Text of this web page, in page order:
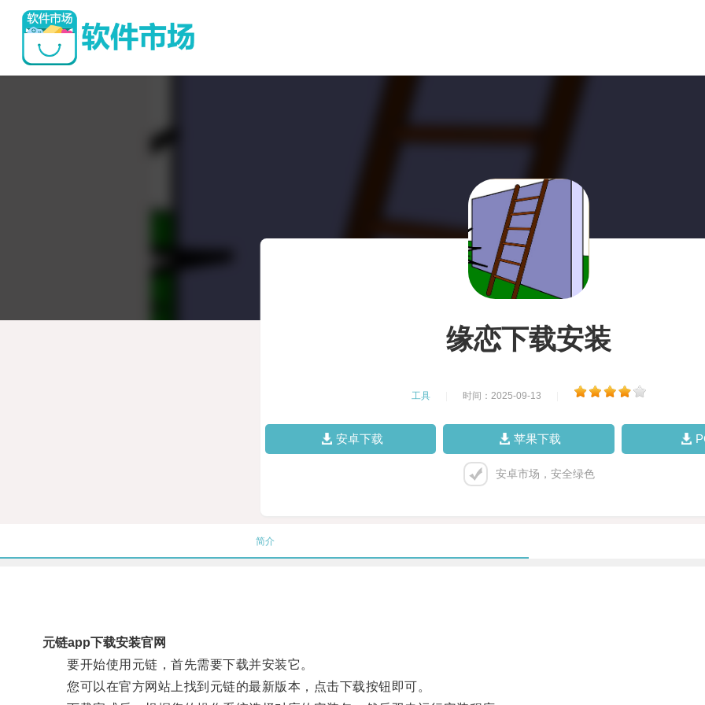
缘恋下载安装
工具 时间：2025-09-13
安卓下载 苹果下载
安卓市场，安全绿色
简介
元链app下载安装官网
要开始使用元链，首先需要下载并安装它。
您可以在官方网站上找到元链的最新版本，点击下载按钮即可。